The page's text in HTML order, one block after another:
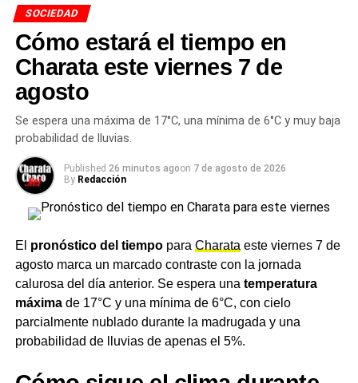
con nuevo frente de lluvia en el
horizonte
La tarea de recuperación urbana adquiere mayor
urgencia dado el pronóstico meteorológico para el
domingo 19 de abril
sobre sectores que aún no terminaron de drenar podría
complicar zonas bajas y accesos que se encuentran en
proceso de recuperación.
El municipio recomendó a los vecinos mantenerse
atentos a los canales oficiales de comunicación y a los
avisos delServicio Meteorológico Nacionalante
eventuales alertas para el fin de semana.
TEMAS RELACIONADOS CHARATA
INUNDACIONES CHACO
MUNICIPIO DE CHARATA
SOCIEDAD
Cómo estará el tiempo en
Charata este viernes 7 de
agosto
Se espera una máxima de 17°C, una mínima de 6°C y muy baja
probabilidad de lluvias.
Published 26 minutos agoon 7 de agosto de 2026
By Redacción
El pronóstico del tiempopara Charata este viernes 7 de
agosto marca un marcado contraste con la jornada
calurosa del día anterior. Se espera una temperatura
máximade 17°C y una mínima de 6°C, con cielo
parcialmente nublado durante la madrugada y una
probabilidad de lluvias de apenas el 5%.